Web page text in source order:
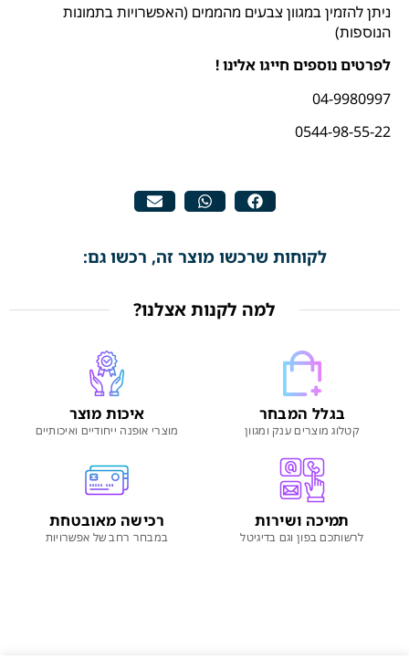
ניתן להזמין במגוון צבעים מהממים (האפשרויות בתמונות
הנוספות)
לפרטים נוספים חייגו אלינו !
04-9980997
0544-98-55-22
לקוחות שרכשו מוצר זה, רכשו גם:
למה לקנות אצלנו?
בגלל המבחר
קטלוג מוצרים ענק ומגוון
איכות מוצר
מוצרי אופנה ייחודיים ואיכותיים
תמיכה ושירות
לרשותכם בפון וגם בדיגיטל
רכישה מאובטחת
במבחר רחב של אפשרויות